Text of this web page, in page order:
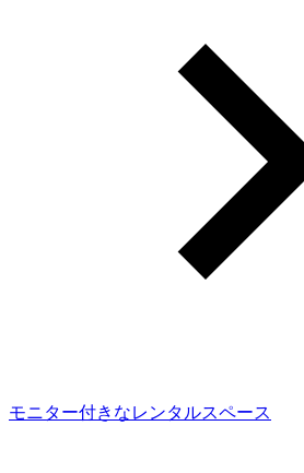
モニター付きなレンタルスペース